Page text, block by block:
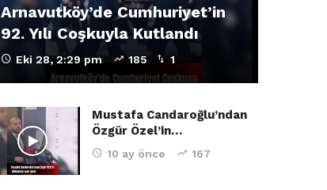
Arnavutköy’de Cumhuriyet’in
92. Yılı Coşkuyla Kutlandı
Eki 28, 2:29 pm 185 1
Mustafa Candaroğlu’ndan
Özgür Özel’in…
10 ay önce 167